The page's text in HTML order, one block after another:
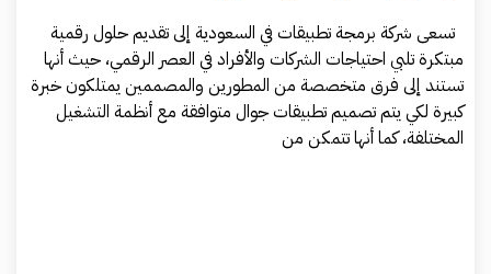
تسعى شركة برمجة تطبيقات في السعودية إلى تقديم حلول رقمية
مبتكرة تلبي احتياجات الشركات والأفراد في العصر الرقمي، حيث أنها
تستند إلى فرق متخصصة من المطورين والمصممين يمتلكون خبرة
كبيرة لكي يتم تصميم تطبيقات جوال متوافقة مع أنظمة التشغيل
المختلفة، كما أنها تتمكن من